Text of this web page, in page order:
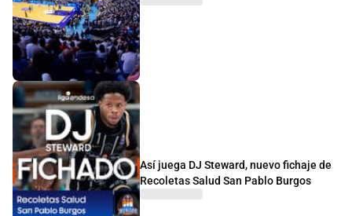
Así juega DJ Steward, nuevo fichaje de
Recoletas Salud San Pablo Burgos